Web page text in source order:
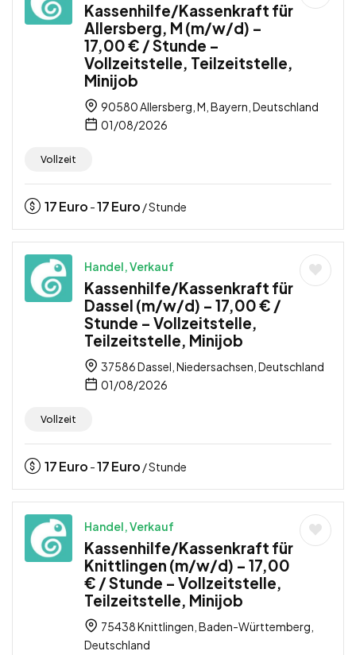
Kassenhilfe/Kassenkraft für
Allersberg, M (m/w/d) –
17,00 € / Stunde –
Vollzeitstelle, Teilzeitstelle,
Minijob
90580 Allersberg, M, Bayern, Deutschland
01/08/2026
Vollzeit
17Euro -17Euro / Stunde
Handel, Verkauf
Kassenhilfe/Kassenkraft für
Dassel (m/w/d) – 17,00 € /
Stunde – Vollzeitstelle,
Teilzeitstelle, Minijob
37586 Dassel, Niedersachsen, Deutschland
01/08/2026
Vollzeit
17Euro -17Euro / Stunde
Handel, Verkauf
Kassenhilfe/Kassenkraft für
Knittlingen (m/w/d) – 17,00
€ / Stunde – Vollzeitstelle,
Teilzeitstelle, Minijob
75438 Knittlingen, Baden-Württemberg,
Deutschland